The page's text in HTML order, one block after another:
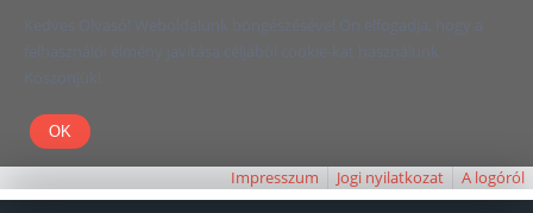
Kedves Olvasó! Weboldalunk böngészésével Ön elfogadja, hogy a
felhasználói élmény javítása céljából cookie-kat használunk.
Köszönjük!
Impresszum Jogi nyilatkozat A logóról